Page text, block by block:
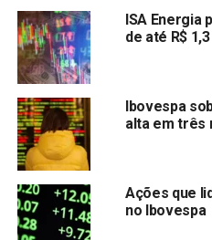
Copy
Link
Twitter
TÓPICOS RELACIONADOS:
PRÓXIMA:
Bancos sobem após
da folha sem mexer nos
NÃO PERCA:
Claro estaria atrasando
telefonia móvel da Oi
ISA Energia
de até R$
Ibovespa
alta em três
Ações que
no Ibovespa